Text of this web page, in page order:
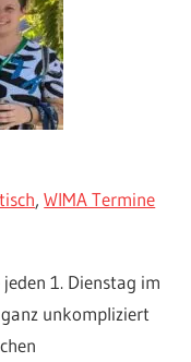
,WIMA Termine
1. Dienstag im
unkompliziert